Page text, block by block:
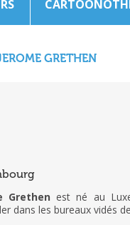
GRETHEN
Grethen est né au
dans les bureaux vidés